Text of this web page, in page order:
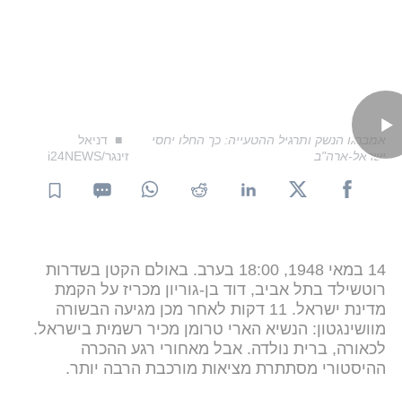
אמברגו הנשק ותרגיל ההטעייה: כך החלו יחסי
ישראל-ארה"ב
דניאל
זינגר/i24NEWS
14 במאי 1948, 18:00 בערב. באולם הקטן בשדרות
רוטשילד בתל אביב, דוד בן-גוריון מכריז על הקמת
מדינת ישראל. 11 דקות לאחר מכן מגיעה הבשורה
מוושינגטון: הנשיא הארי טרומן מכיר רשמית בישראל.
לכאורה, ברית נולדה. אבל מאחורי רגע ההכרה
ההיסטורי מסתתרת מציאות מורכבת הרבה יותר.